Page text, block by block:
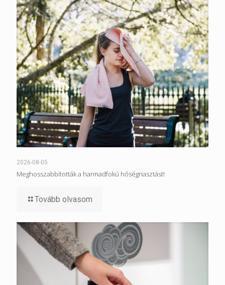
2026-08-05
Meghosszabbították a harmadfokú hőségriasztást!
Tovább olvasom